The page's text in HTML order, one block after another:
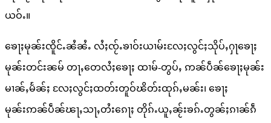
ယဝ်ႉ။
ၶေႃႈမုၼ်းၸိူင်ႉၼႆၼႆႉ လႆႈၸႂ်ႉၶၢဝ်းယၢမ်းလႄႈလွင်ႈသိုပ်ႇႁႃၶေႃႈ
မုၼ်းတင်းၼမ် တႃႇတေလႆႈၶေႃႈ ထၢမ်-တွပ်ႇ ဢၼ်ပဵၼ်ၶေႃႈမုၼ်း
မၢၼ်ႇမႅၼ်ႈ လႄႈလွင်ႈထတ်းတူဝ်ၽိတ်းထုၵ်ႇမၼ်း၊ ၶေႃႈ
မုၼ်းဢၼ်ပဵၼ်ၽႃႇသႃႇတႆးၵေႃႈ တိုၵ်ႉယူႇၼႂ်းၶၵ်ႉတွၼ်ႈၵၢၼ်ၵဵ